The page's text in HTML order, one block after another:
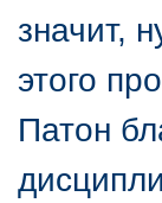
значит,
этого
Патон